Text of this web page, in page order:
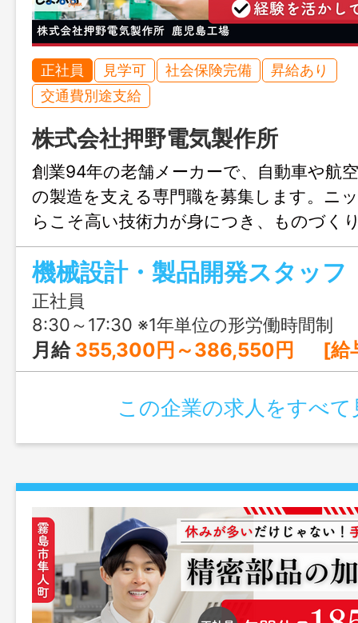
正社員 見学可 社会保険完備
昇給あり
交通費別途支給
株式会社押野電気製作所
創業94年の老舗メーカーで、自動車や航
の製造を支える専門職を募集します。ニ
らこそ高い技術力が身につき、ものづく
感できる環境です。転勤なしで鹿児島に
ほか、年収500万円以上を目指せる設計開
場を支える生産管理職として経験を活か
ナー受講支援や退職金制度など福利厚生
業です。
正社員
8:30～17:30 ※1年単位の形労働時間制
月給 355,300円～386,550円 [給与の内訳] 基本給：303,000円～329,250円 昼食手当：2,000円 通信手当：300円 役職手当：課
この企業の求人をすべて